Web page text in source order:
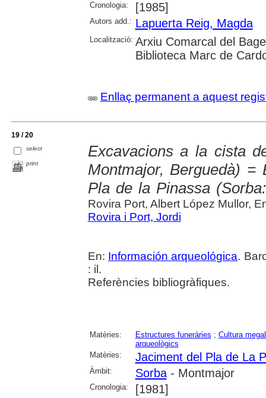
Cronologia: [1985]
Autors add.: Lapuerta Reig, Magda
Localització: Arxiu Comarcal del
Biblioteca Marc de
Enllaç permanent a aquest
19 / 20
select
print
Excavacions a la cista
Montmajor, Berguedà)
Pla de la Pinassa
Rovira Port, Albert López Mullor,
Rovira i Port, Jordi
En: Información arqueológica.
: il.
Referències bibliogràfiques.
Matèries: Estructures funeràries ; Cultura
arqueològics
Matèries:
Jaciment del Pla de La
Àmbit: Sorba- Montmajor
Cronologia: [1981]